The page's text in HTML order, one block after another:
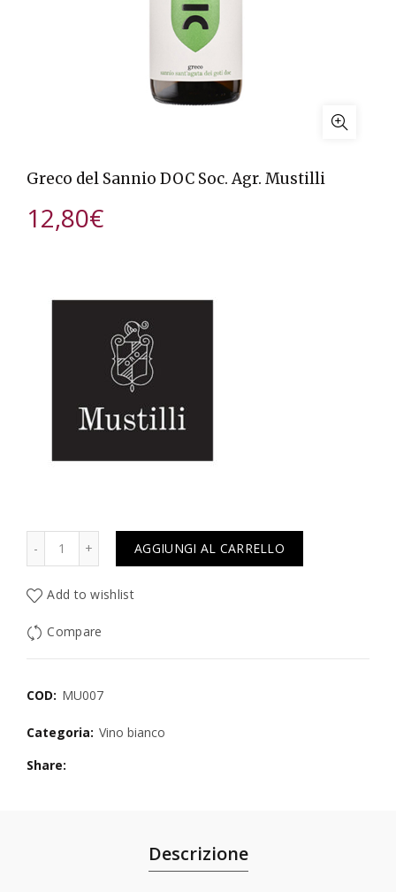
Greco del Sannio DOC Soc. Agr. Mustilli
12,80€
AGGIUNGI AL CARRELLO
Add to wishlist
Compare
COD: MU007
Categoria: Vino bianco
Share
Descrizione